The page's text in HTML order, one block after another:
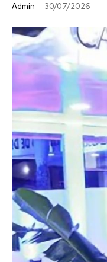
Admin - 30/07/2026